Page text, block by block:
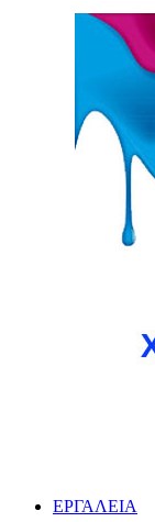
ΕΡΓΑΛΕΙΑ